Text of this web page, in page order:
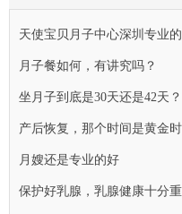
天使宝贝月子中心深圳专业
月子餐如何，有讲究吗？
坐月子到底是30天还是42天？
产后恢复，那个时间是黄金
月嫂还是专业的好
保护好乳腺，乳腺健康十分